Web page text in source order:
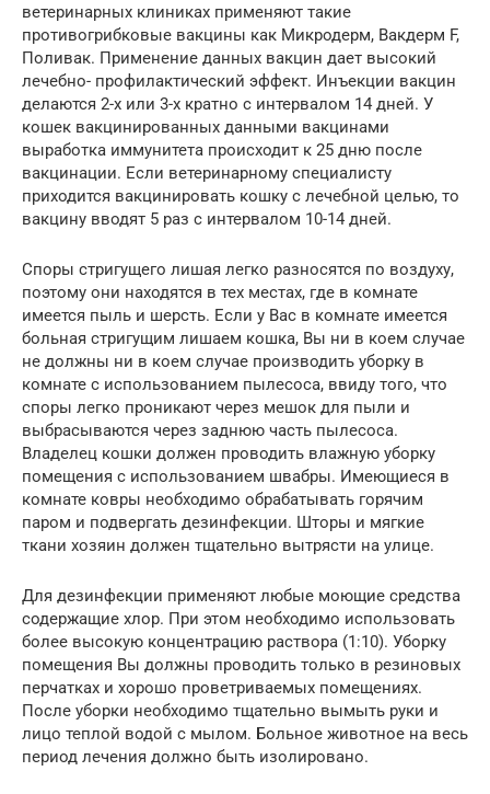
ветеринарных клиниках применяют такие
противогрибковые вакцины как Микродерм, Вакдерм F,
Поливак. Применение данных вакцин дает высокий
лечебно- профилактический эффект. Инъекции вакцин
делаются 2-х или 3-х кратно с интервалом 14 дней. У
кошек вакцинированных данными вакцинами
выработка иммунитета происходит к 25 дню после
вакцинации. Если ветеринарному специалисту
приходится вакцинировать кошку с лечебной целью, то
вакцину вводят 5 раз с интервалом 10-14 дней.
Споры стригущего лишая легко разносятся по воздуху,
поэтому они находятся в тех местах, где в комнате
имеется пыль и шерсть. Если у Вас в комнате имеется
больная стригущим лишаем кошка, Вы ни в коем случае
не должны ни в коем случае производить уборку в
комнате с использованием пылесоса, ввиду того, что
споры легко проникают через мешок для пыли и
выбрасываются через заднюю часть пылесоса.
Владелец кошки должен проводить влажную уборку
помещения с использованием швабры. Имеющиеся в
комнате ковры необходимо обрабатывать горячим
паром и подвергать дезинфекции. Шторы и мягкие
ткани хозяин должен тщательно вытрясти на улице.
Для дезинфекции применяют любые моющие средства
содержащие хлор. При этом необходимо использовать
более высокую концентрацию раствора (1:10). Уборку
помещения Вы должны проводить только в резиновых
перчатках и хорошо проветриваемых помещениях.
После уборки необходимо тщательно вымыть руки и
лицо теплой водой с мылом. Больное животное на весь
период лечения должно быть изолировано.